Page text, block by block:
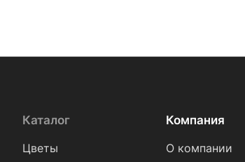
Каталог
Цветы
Компания
О компании